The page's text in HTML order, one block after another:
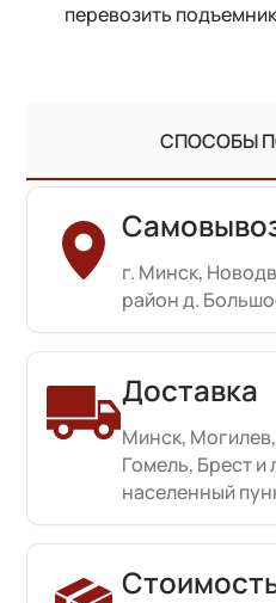
перевозить
СПОСОБЫ
г. Минск,
район д.
Доставка
Минск,
Гомель, Брест
населенный